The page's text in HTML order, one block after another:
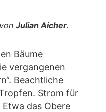
Julian Aicher.
Bäume
vergangenen
Beachtliche
Strom für
das Obere